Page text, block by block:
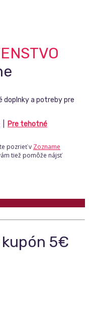
doplnky a potreby pre
Pre tehotné
pozrieť v Zozname
tiež pomôže nájsť
5€